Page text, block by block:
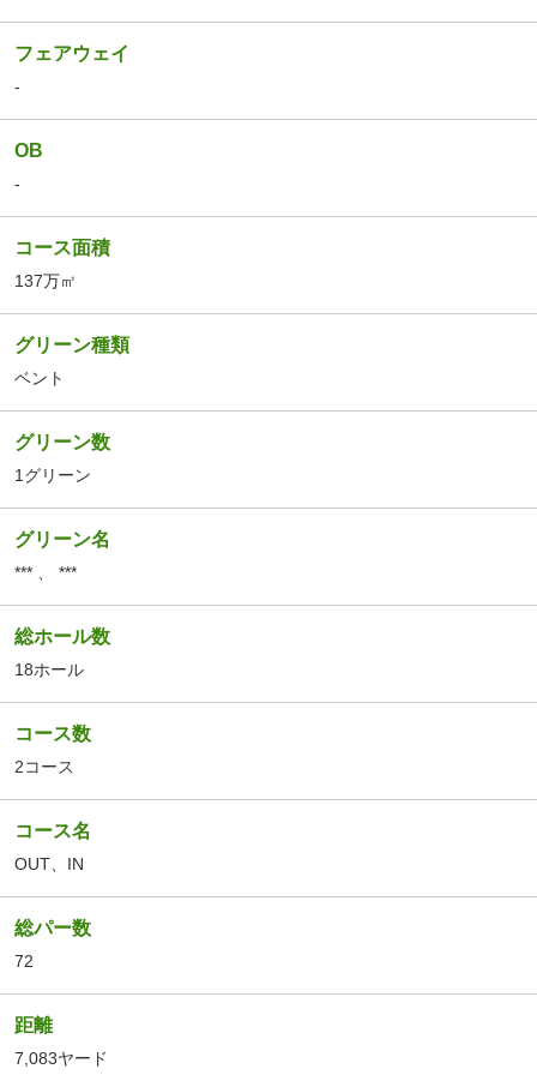
フェアウェイ
-
OB
-
コース面積
137万㎡
グリーン種類
ベント
グリーン数
1グリーン
グリーン名
*** ***
総ホール数
18ホール
コース数
2コース
コース名
OUT IN
総パー数
72
距離
7,083ヤード